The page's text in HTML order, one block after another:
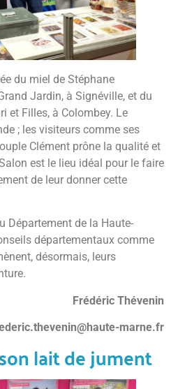
du miel de Stéphane
Jardin, à Signéville, et du
et Filles, à Colombey. Le
; les visiteurs comme ses
Clément prône la qualité et
est le lieu idéal pour le faire
de leur donner cette
Département de la Haute-
départementaux comme
désormais, leurs
Frédéric Thévenin
marne.fr
lait de jument